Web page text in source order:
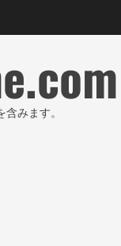
みます。